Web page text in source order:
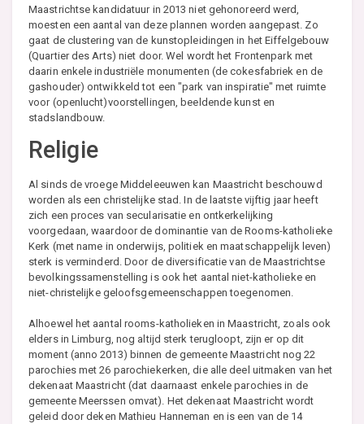
Maastrichtse kandidatuur in 2013 niet gehonoreerd werd,
moesten een aantal van deze plannen worden aangepast. Zo
gaat de clustering van de kunstopleidingen in het Eiffelgebouw
(Quartier des Arts) niet door. Wel wordt het Frontenpark met
daarin enkele industriële monumenten (de cokesfabriek en de
gashouder) ontwikkeld tot een "park van inspiratie" met ruimte
voor (openlucht)voorstellingen, beeldende kunst en
stadslandbouw.
Religie
Al sinds de vroege Middeleeuwen kan Maastricht beschouwd
worden als een christelijke stad. In de laatste vijftig jaar heeft
zich een proces van secularisatie en ontkerkelijking
voorgedaan, waardoor de dominantie van de Rooms-katholieke
Kerk (met name in onderwijs, politiek en maatschappelijk leven)
sterk is verminderd. Door de diversificatie van de Maastrichtse
bevolkingssamenstelling is ook het aantal niet-katholieke en
niet-christelijke geloofsgemeenschappen toegenomen.
Alhoewel het aantal rooms-katholieken in Maastricht, zoals ook
elders in Limburg, nog altijd sterk terugloopt, zijn er op dit
moment (anno 2013) binnen de gemeente Maastricht nog 22
parochies met 26 parochiekerken, die alle deel uitmaken van het
dekenaat Maastricht (dat daarnaast enkele parochies in de
gemeente Meerssen omvat). Het dekenaat Maastricht wordt
geleid door deken Mathieu Hanneman en is een van de 14